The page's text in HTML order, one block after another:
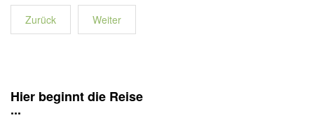
Zurück Weiter
Hier beginnt die Reise
...